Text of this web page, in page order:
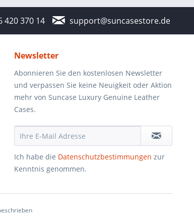
420 370 14 support@suncasestore.de
Newsletter
Abonnieren Sie den kostenlosen Newsletter
und verpassen Sie keine Neuigkeit oder Aktion
mehr von Suncase Luxury Genuine Leather
Cases.
Ich habe die Datenschutzbestimmungen zur
Kenntnis genommen.